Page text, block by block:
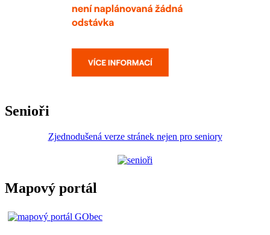
Senioři
Zjednodušená verze stránek nejen pro seniory
Mapový portál